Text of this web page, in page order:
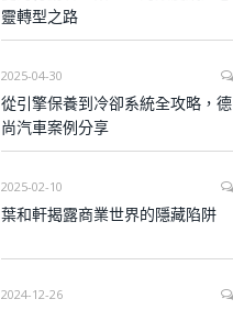
靈轉型之路
2025-04-30
從引擎保養到冷卻系統全攻略，德
尚汽車案例分享
2025-02-10
葉和軒揭露商業世界的隱藏陷阱
2024-12-26